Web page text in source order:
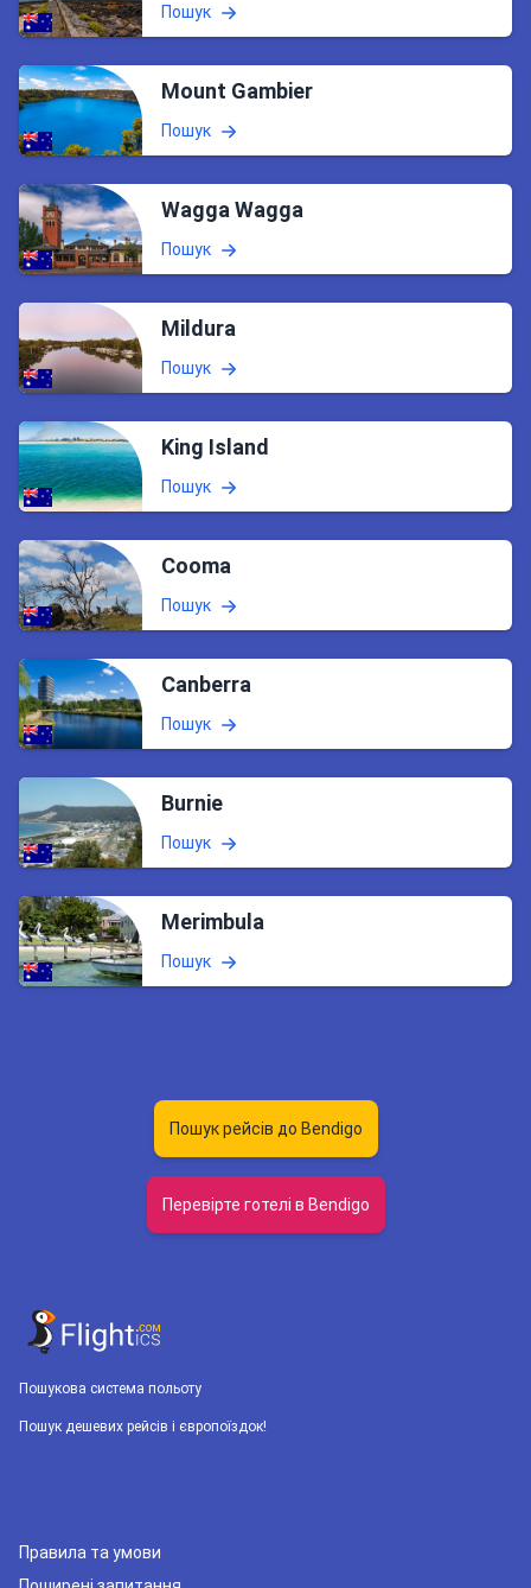
Пошук
Mount Gambier
Пошук
Wagga Wagga
Пошук
Mildura
Пошук
King Island
Пошук
Cooma
Пошук
Canberra
Пошук
Burnie
Пошук
Merimbula
Пошук
Пошук рейсів до Bendigo
Перевірте готелі в Bendigo
Пошукова система польоту
Пошук дешевих рейсів і європоїздок!
Правила та умови